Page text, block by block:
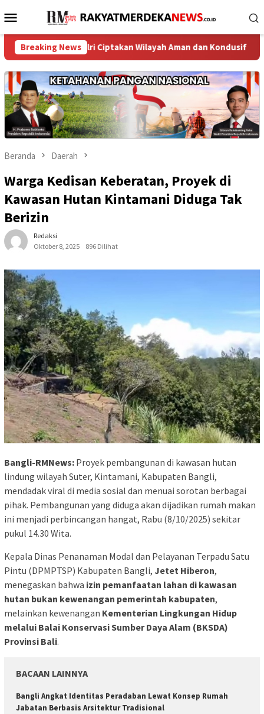
ke
Menu
Mobile
Breaking News
Polri Ciptakan Wilayah Aman dan Kondusif Respon
Beranda Daerah
Warga Kedisan Keberatan, Proyek di
Kawasan Hutan Kintamani Diduga Tak
Berizin
Redaksi
Oktober 8, 2025
896 Dilihat
Bangli-RMNews: Proyek pembangunan di kawasan hutan
lindung wilayah Suter, Kintamani, Kabupaten Bangli,
mendadak viral di media sosial dan menuai sorotan berbagai
pihak. Pembangunan yang diduga akan dijadikan rumah makan
ini menjadi perbincangan hangat, Rabu (8/10/2025) sekitar
pukul 14.30 Wita.
Kepala Dinas Penanaman Modal dan Pelayanan Terpadu Satu
Pintu (DPMPTSP) Kabupaten Bangli, Jetet Hiberon,
menegaskan bahwa izin pemanfaatan lahan di kawasan
hutan bukan kewenangan pemerintah kabupaten,
melainkan kewenangan Kementerian Lingkungan Hidup
melalui Balai Konservasi Sumber Daya Alam (BKSDA)
Provinsi Bali.
BACAAN LAINNYA
Bangli Angkat Identitas Peradaban Lewat Konsep Rumah
Jabatan Berbasis Arsitektur Tradisional